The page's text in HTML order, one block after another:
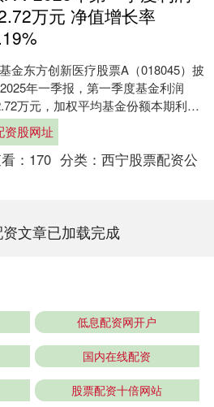
万元 净值增长率
金东方创新医疗股票A（018045）披
年一季报，第一季度基金利润
万元，加权平均基金份额本期利润
元。报告期内，基金净值增长
资股网址
： 170 分类： 西宁股票配资公
文章已加载完成
低息配资网开户
国内在线配资
股票配资十倍网站